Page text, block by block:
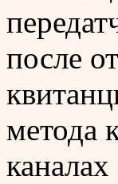
после
метода